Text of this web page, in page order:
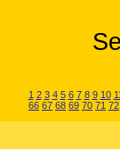
1 2 3 4 5 6 7 8 9 10
66 67 68 69 70 71 72